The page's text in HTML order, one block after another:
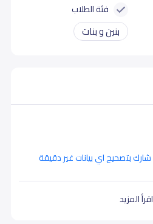
فئة الطلاب
بنين و بنات
اقرأ المزيد
شارك بتصحيح اي بيانات غير دقيقة